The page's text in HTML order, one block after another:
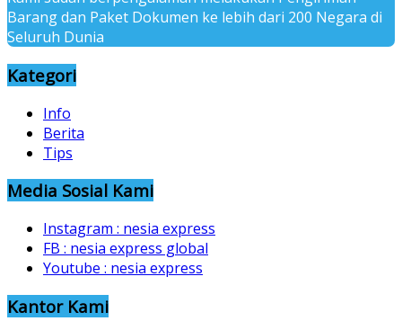
Barang dan Paket Dokumen ke lebih dari 200 Negara di
Seluruh Dunia
Kategori
Info
Berita
Tips
Media Sosial Kami
Instagram : nesia express
FB : nesia express global
Youtube : nesia express
Kantor Kami